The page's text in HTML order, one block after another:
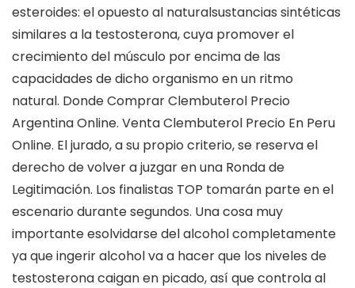
esteroides: el opuesto al naturalsustancias sintéticas
similares a la testosterona, cuya promover el
crecimiento del músculo por encima de las
capacidades de dicho organismo en un ritmo
natural. Donde Comprar Clembuterol Precio
Argentina Online. Venta Clembuterol Precio En Peru
Online. El jurado, a su propio criterio, se reserva el
derecho de volver a juzgar en una Ronda de
Legitimación. Los finalistas TOP tomarán parte en el
escenario durante segundos. Una cosa muy
importante esolvidarse del alcohol completamente
ya que ingerir alcohol va a hacer que los niveles de
testosterona caigan en picado, así que controla al